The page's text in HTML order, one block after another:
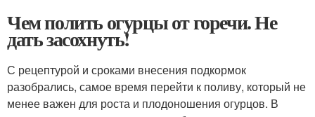
Чем полить огурцы от горечи. Не
дать засохнуть!
С рецептурой и сроками внесения подкормок
разобрались, самое время перейти к поливу, который не
менее важен для роста и плодоношения огурцов. В